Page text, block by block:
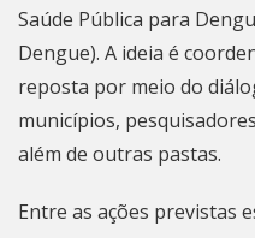
Saúde Pública para
Dengue). A ideia é
reposta por meio do
municípios,
além de outras pastas.
Entre as ações previstas